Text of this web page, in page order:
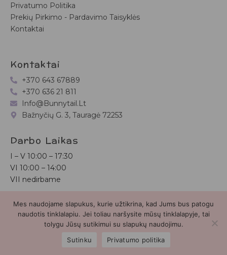
Privatumo Politika
Prekių Pirkimo - Pardavimo Taisyklės
Kontaktai
Kontaktai
+370 643 67889
+370 636 21 811
Info@bunnytail.lt
Bažnyčių G. 3, Tauragė 72253
Darbo Laikas
I – V 10:00 – 17:30
VI 10:00 – 14:00
VII nedirbame
Bunnytail.lt| Copyright 2026 | Svetainė sukurtaMyra.lt
Mes naudojame slapukus, kurie užtikrina, kad Jums bus patogu
naudotis tinklalapiu. Jei toliau naršysite mūsų tinklalapyje, tai
tolygu Jūsų sutikimui su slapukų naudojimu.
Sutinku
Privatumo politika